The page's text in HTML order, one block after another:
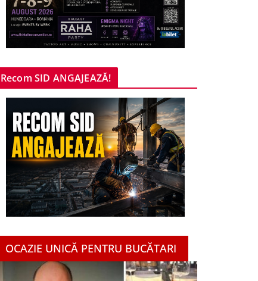
Recom SID ANGAJEAZĂ!
OCAZIE UNICĂ PENTRU BUCĂTARI